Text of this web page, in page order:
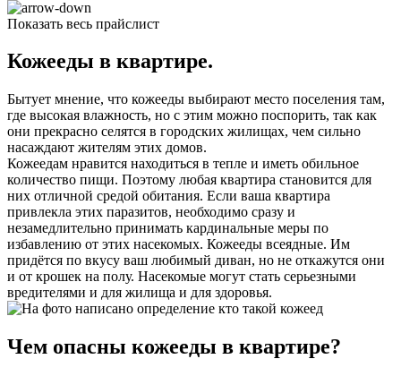
Показать весь прайслист
Кожееды в квартире.
Бытует мнение, что кожееды выбирают место поселения там,
где высокая влажность, но с этим можно поспорить, так как
они прекрасно селятся в городских жилищах, чем сильно
насаждают жителям этих домов.
Кожеедам нравится находиться в тепле и иметь обильное
количество пищи. Поэтому любая квартира становится для
них отличной средой обитания. Если ваша квартира
привлекла этих паразитов, необходимо сразу и
незамедлительно принимать кардинальные меры по
избавлению от этих насекомых. Кожееды всеядные. Им
придётся по вкусу ваш любимый диван, но не откажутся они
и от крошек на полу. Насекомые могут стать серьезными
вредителями и для жилища и для здоровья.
Чем опасны кожееды в квартире?